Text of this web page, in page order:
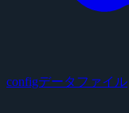
configデータファイル